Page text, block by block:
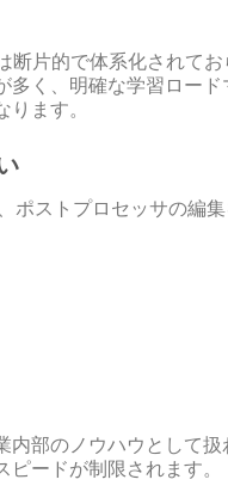
片的で体系化されて
く、明確な学習ロー
ます。
ポストプロセッサの編
部のノウハウとして
ードが制限されます。